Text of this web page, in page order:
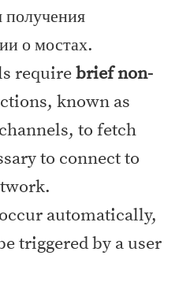
о мостах.
requirebrief non-
known as
to fetch
to connect to
automatically,
triggered by a user